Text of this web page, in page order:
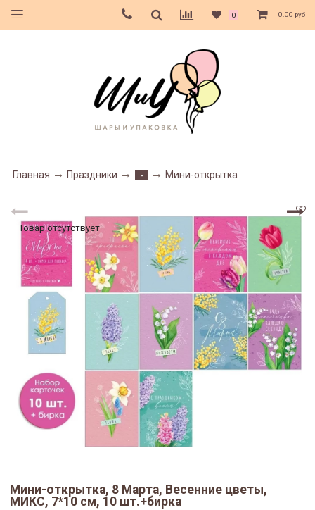
0 0.00 руб
Главная Праздники - Мини-открытка
Товар отсутствует
Мини-открытка, 8 Марта, Весенние цветы,
МИКС, 7*10 см, 10 шт.+бирка